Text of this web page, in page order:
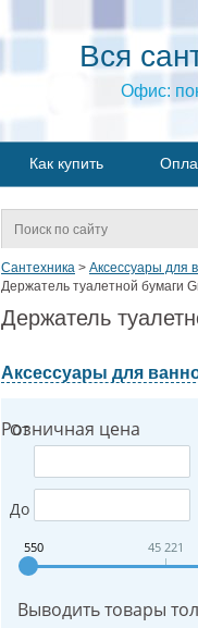
Вся
Офис:
Как купить
Сантехника > Аксессуары для
Держатель туалетной бумаги
Держатель
Аксессуары для
Розничная цена
От
До
550 45 221
Выводить товары